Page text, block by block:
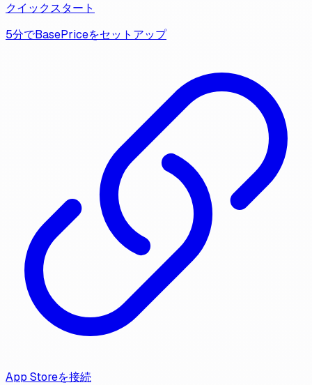
クイックスタート
5分でBasePriceをセットアップ
App Storeを接続